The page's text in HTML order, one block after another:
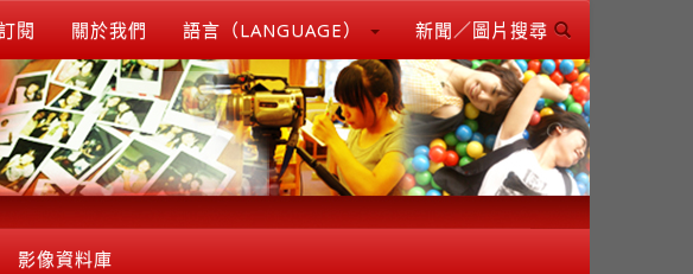
閱 關於我們 語言（LANGUAGE） 新聞／圖片搜尋
影像資料庫